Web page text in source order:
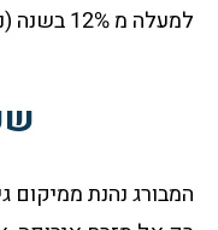
למעלה מ 12% בשנה (נטו על ההשקעה).
המבורג נהנת ממיקום